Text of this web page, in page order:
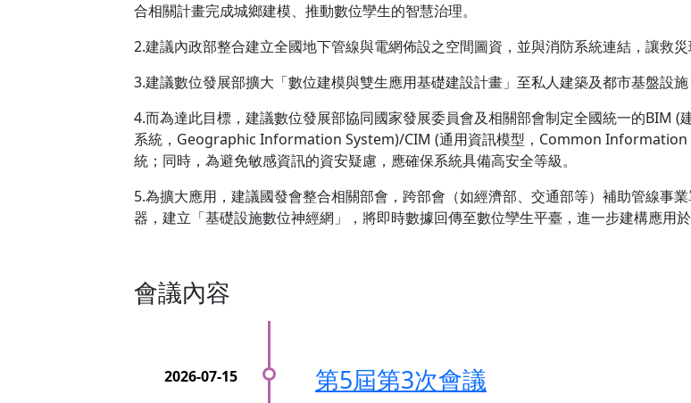
合相關計畫完成城鄉建模、推動數位孿生的智慧治理。
2.建議內政部整合建立全國地下管線與電網佈設之空間圖資，並與消防系統連結，讓救災
3.建議數位發展部擴大「數位建模與雙生應用基礎建設計畫」至私人建築及都市基盤設
4.而為達此目標，建議數位發展部協同國家發展委員會及相關部會制定全國統一的
系統，Geographic Information System)/CIM (通用資訊模型，Common Information
統；同時，為避免敏感資訊的資安疑慮，應確保系統具備高安全等級。
5.為擴大應用，建議國發會整合相關部會，跨部會（如經濟部、交通部等）補助管線事
器，建立「基礎設施數位神經網」，將即時數據回傳至數位孿生平臺，進一步建構應用於
會議內容
第5屆第3次會議